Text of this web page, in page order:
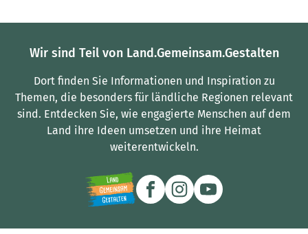
Wir sind Teil von Land.Gemeinsam.Gestalten
Dort finden Sie Informationen und Inspiration zu
Themen, die besonders für ländliche Regionen relevant
sind. Entdecken Sie, wie engagierte Menschen auf dem
Land ihre Ideen umsetzen und ihre Heimat
weiterentwickeln.